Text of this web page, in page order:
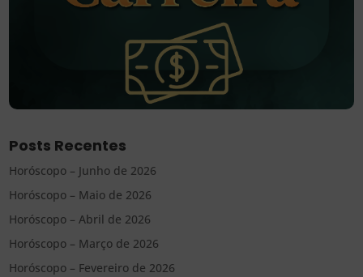
Posts Recentes
Horóscopo – Junho de 2026
Horóscopo – Maio de 2026
Horóscopo – Abril de 2026
Horóscopo – Março de 2026
Horóscopo – Fevereiro de 2026